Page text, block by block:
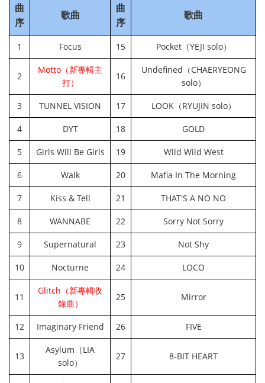
曲
序
歌曲
曲
序
歌曲
1 Focus 15 Pocket（YEJI solo）
2
Motto（新專輯主
打）
16
Undefined（CHAERYEONG
solo）
3 TUNNEL VISION 17 LOOK（RYUJIN solo）
4 DYT 18 GOLD
5 Girls Will Be Girls 19 Wild Wild West
6 Walk 20 Mafia In The Morning
7 Kiss & Tell 21 THAT'S A NO NO
8 WANNABE 22 Sorry Not Sorry
9 Supernatural 23 Not Shy
10 Nocturne 24 LOCO
11
Glitch（新專輯收
錄曲）
25 Mirror
12 Imaginary Friend 26 FIVE
13
Asylum（LIA
solo）
27 8-BIT HEART